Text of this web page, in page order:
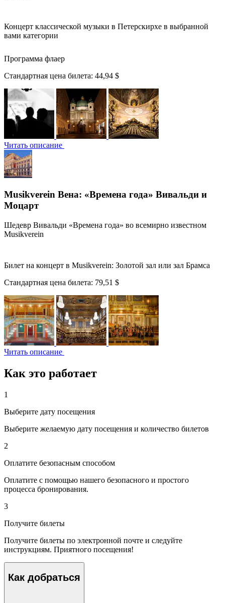
Концерт классической музыки в Петерскирхе в выбранной
вами категории
Программа флаер
Стандартная цена билета: 44,94 $
Читать описание
Musikverein Вена: «Времена года» Вивальди и
Моцарт
Шедевр Вивальди «Времена года» во всемирно известном
Musikverein
Билет на концерт в Musikverein: Золотой зал или зал Брамса
Стандартная цена билета: 79,51 $
Читать описание
Как это работает
1
Выберите дату посещения
Выберите желаемую дату посещения и количество билетов
2
Оплатите безопасным способом
Оплатите с помощью нашего безопасного и простого
процесса бронирования.
3
Получите билеты
Получите билеты по электронной почте и следуйте
инструкциям. Приятного посещения!
Как добраться